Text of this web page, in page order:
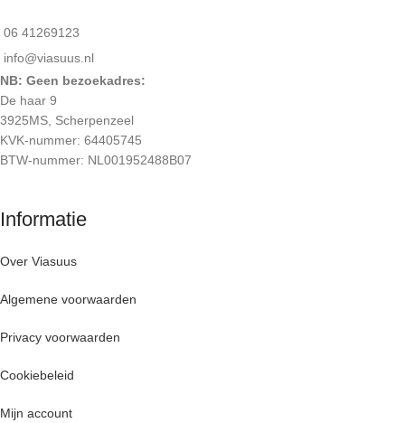
06 41269123
info@viasuus.nl
NB: Geen bezoekadres:
De haar 9
3925MS, Scherpenzeel
KVK-nummer: 64405745
BTW-nummer: NL001952488B07
Informatie
Over Viasuus
Algemene voorwaarden
Privacy voorwaarden
Cookiebeleid
Mijn account